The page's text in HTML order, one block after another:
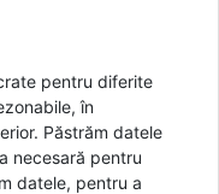
pentru diferite
în
Păstrăm datele
necesară pentru
datele, pentru a